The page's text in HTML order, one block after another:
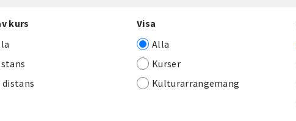
kurs
distans
Visa
Alla
Kurser
Kulturarrangemang